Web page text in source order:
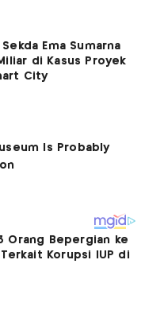
Sekda Ema Sumarna
di Kasus Proyek
City
Orang Bepergian ke
Korupsi IUP di